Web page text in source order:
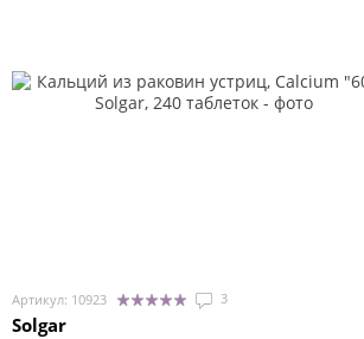
Артикул: 10923 3
Solgar